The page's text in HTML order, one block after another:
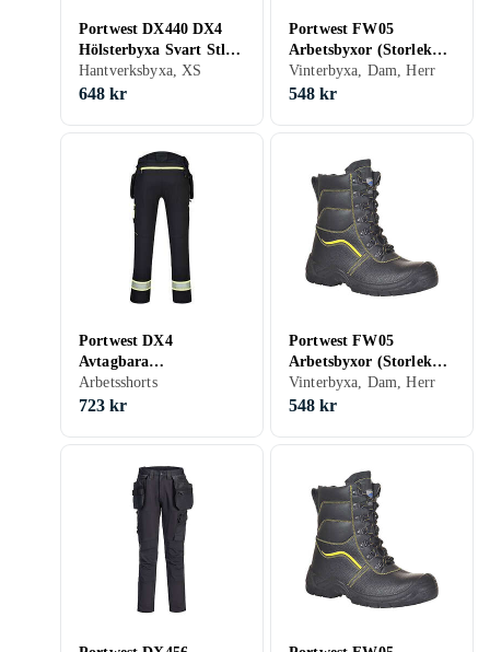
Portwest DX440 DX4
Hölsterbyxa Svart Stl
C44
Hantverksbyxa, XS
648 kr
Portwest FW05
Arbetsbyxor (Storlek
39)
Vinterbyxa, Dam, Herr
548 kr
Portwest DX4
Avtagbara
hölsterfickabyxor
Arbetsshorts
723 kr
Portwest FW05
Arbetsbyxor (Storlek
37)
Vinterbyxa, Dam, Herr
548 kr